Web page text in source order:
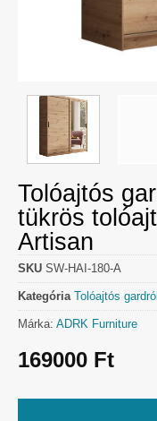
Tolóajtós
tükrös
Artisan
SKU SW-HAI-180-A
Kategória Tolóajtós
Márka: ADRK Furniture
169000 Ft